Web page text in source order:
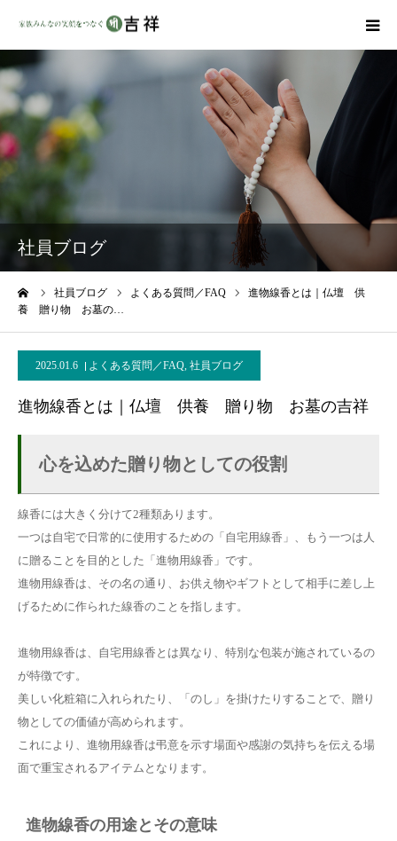
社員ブログ
社員ブログ よくある質問／FAQ
進物線香とは｜仏壇 供
養 贈り物 お墓の…
2025.01.6 よくある質問／FAQ, 社員ブログ
進物線香とは｜仏壇 供養 贈り物 お墓の吉祥
心を込めた贈り物としての役割
線香には大きく分けて2種類あります。
一つは自宅で日常的に使用するための「自宅用線香」、もう一つは人
に贈ることを目的とした「進物用線香」です。
進物用線香は、その名の通り、お供え物やギフトとして相手に差し上
げるために作られた線香のことを指します。
進物用線香は、自宅用線香とは異なり、特別な包装が施されているの
が特徴です。
美しい化粧箱に入れられたり、「のし」を掛けたりすることで、贈り
物としての価値が高められます。
これにより、進物用線香は弔意を示す場面や感謝の気持ちを伝える場
面で重宝されるアイテムとなります。
進物線香の用途とその意味
商品ラインナップ
墓地・霊園を探す
吉祥の特徴